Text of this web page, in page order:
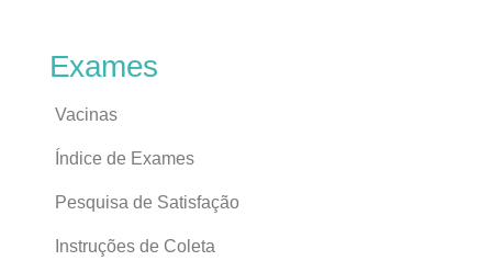
Exames
Vacinas
Índice de Exames
Pesquisa de Satisfação
Instruções de Coleta